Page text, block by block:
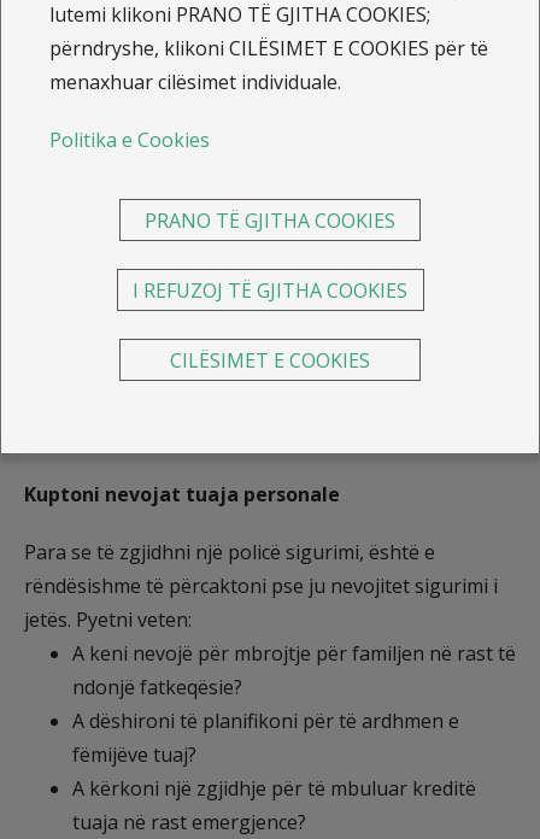
Blog
Zgjedhja e duhur për
Sigurimin e Jetës në ILLYRIA
Zgjedhja e policës së duhur të Sigurimit të Jetës është
një hap i rëndësishëm për të siguruar të ardhmen tuaj
dhe të familjes tuaj.ILLYRIA Lifekompani lidere në
tregun e Sigurimeve të Jetës, ju ndihmon të merrni
Kuptoni nevojat tuaja personale
Para se të zgjidhni një policë sigurimi, është e
rëndësishme të përcaktoni pse ju nevojitet sigurimi i
jetës. Pyetni veten:
A keni nevojë për mbrojtje për familjen në rast të
ndonjë fatkeqësie?
A dëshironi të planifikoni për të ardhmen e
fëmijëve tuaj?
A kërkoni një zgjidhje për të mbuluar kreditë
tuaja në rast emergjence?
lutemi klikoni PRANO TË GJITHA COOKIES;
përndryshe, klikoni CILËSIMET E COOKIES për të
menaxhuar cilësimet individuale.
Politika e Cookies
PRANO TË GJITHA COOKIES
I REFUZOJ TË GJITHA COOKIES
CILËSIMET E COOKIES